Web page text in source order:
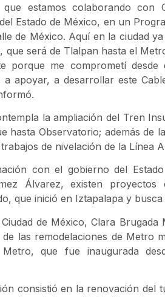
que estamos colaborando con
Estado de México, en un
de México. Aquí en la ciudad
que será de Tlalpan hasta el
porque me comprometí desde
a apoyar, a desarrollar este
la ampliación del Tren
hasta Observatorio; además de
de nivelación de la Línea
con el gobierno del
Álvarez, existen
que inició en Iztapalapa y
de México, Clara Brugada
las remodelaciones de Metro
que fue inaugurada
consistió en la renovación del